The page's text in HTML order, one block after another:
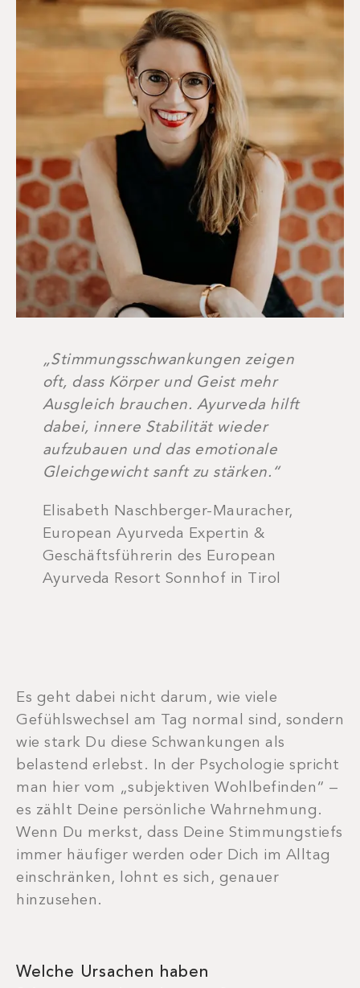
„Stimmungsschwankungen zeigen
oft, dass Körper und Geist mehr
Ausgleich brauchen. Ayurveda hilft
dabei, innere Stabilität wieder
aufzubauen und das emotionale
Gleichgewicht sanft zu stärken.“
Elisabeth Naschberger-Mauracher,
European Ayurveda Expertin &
Geschäftsführerin des European
Ayurveda Resort Sonnhof in Tirol
Es geht dabei nicht darum, wie viele
Gefühlswechsel am Tag normal sind, sondern
wie stark Du diese Schwankungen als
belastend erlebst. In der Psychologie spricht
man hier vom „subjektiven Wohlbefinden“ –
es zählt Deine persönliche Wahrnehmung.
Wenn Du merkst, dass Deine Stimmungstiefs
immer häufiger werden oder Dich im Alltag
einschränken, lohnt es sich, genauer
hinzusehen.
Welche Ursachen haben